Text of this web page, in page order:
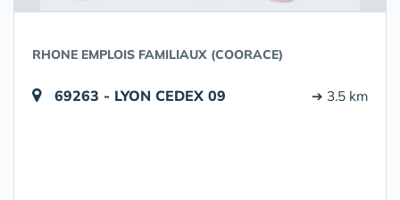
RHONE EMPLOIS FAMILIAUX (COORACE)
69263 - LYON CEDEX 09 ➔ 3.5 km